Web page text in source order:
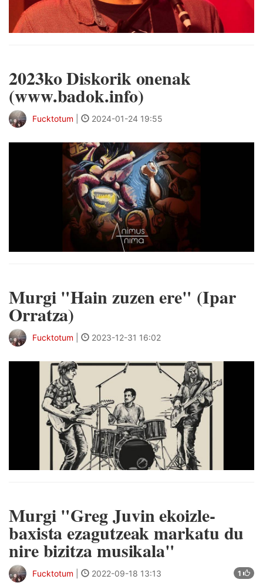
2023ko Diskorik onenak
(www.badok.info)
Fucktotum 2024-01-24 19:55
Murgi "Hain zuzen ere" (Ipar
Orratza)
Fucktotum 2023-12-31 16:02
Murgi "Greg Juvin ekoizle-
baxista ezagutzeak markatu du
nire bizitza musikala"
1
Fucktotum 2022-09-18 13:13